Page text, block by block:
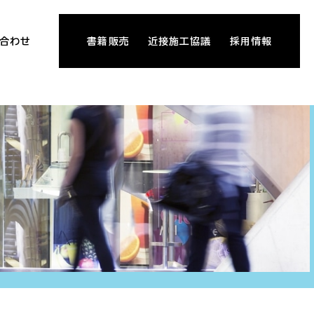
わせ 書籍販売 近接施工協議 採用情報